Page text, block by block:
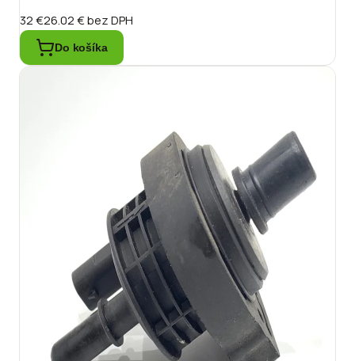
32 €26.02 €bez DPH
Do košíka